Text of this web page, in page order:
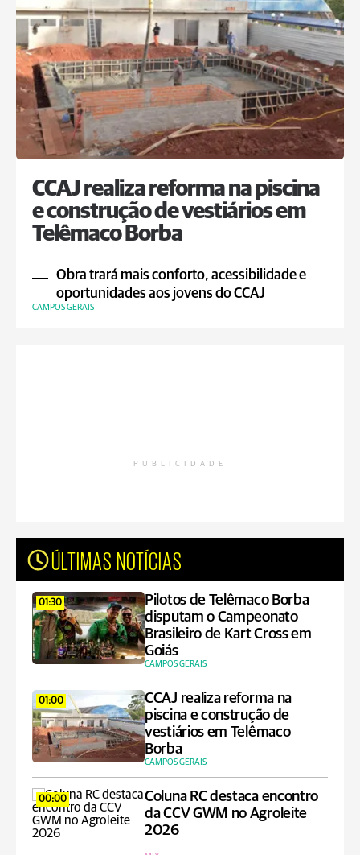
CCAJ realiza reforma na piscina
e construção de vestiários em
Telêmaco Borba
Obra trará mais conforto, acessibilidade e
oportunidades aos jovens do CCAJ
CAMPOS GERAIS
PUBLICIDADE
ÚLTIMAS NOTÍCIAS
01:30
Pilotos de Telêmaco Borba
disputam o Campeonato
Brasileiro de Kart Cross em
Goiás
CAMPOS GERAIS
01:00
CCAJ realiza reforma na
piscina e construção de
vestiários em Telêmaco
Borba
CAMPOS GERAIS
00:00
Coluna RC destaca encontro
da CCV GWM no Agroleite
2026